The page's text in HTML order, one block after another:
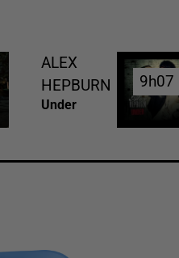
ALEX
HEPBURN
Under
9h07
9h07